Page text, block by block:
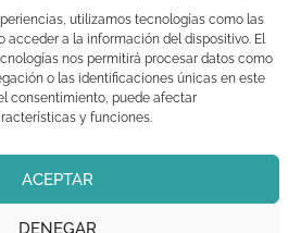
utilizamos tecnologías como las
acceder a la información del dispositivo. El
nos permitirá procesar datos como
o las identificaciones únicas en este
consentimiento, puede afectar
y funciones.
ACEPTAR
DENEGAR
con seguridad y datos no serán
Podrás ejercer los derechos de
limitación al tratamiento y
correo electrónico a
copia de su DNI. Para más